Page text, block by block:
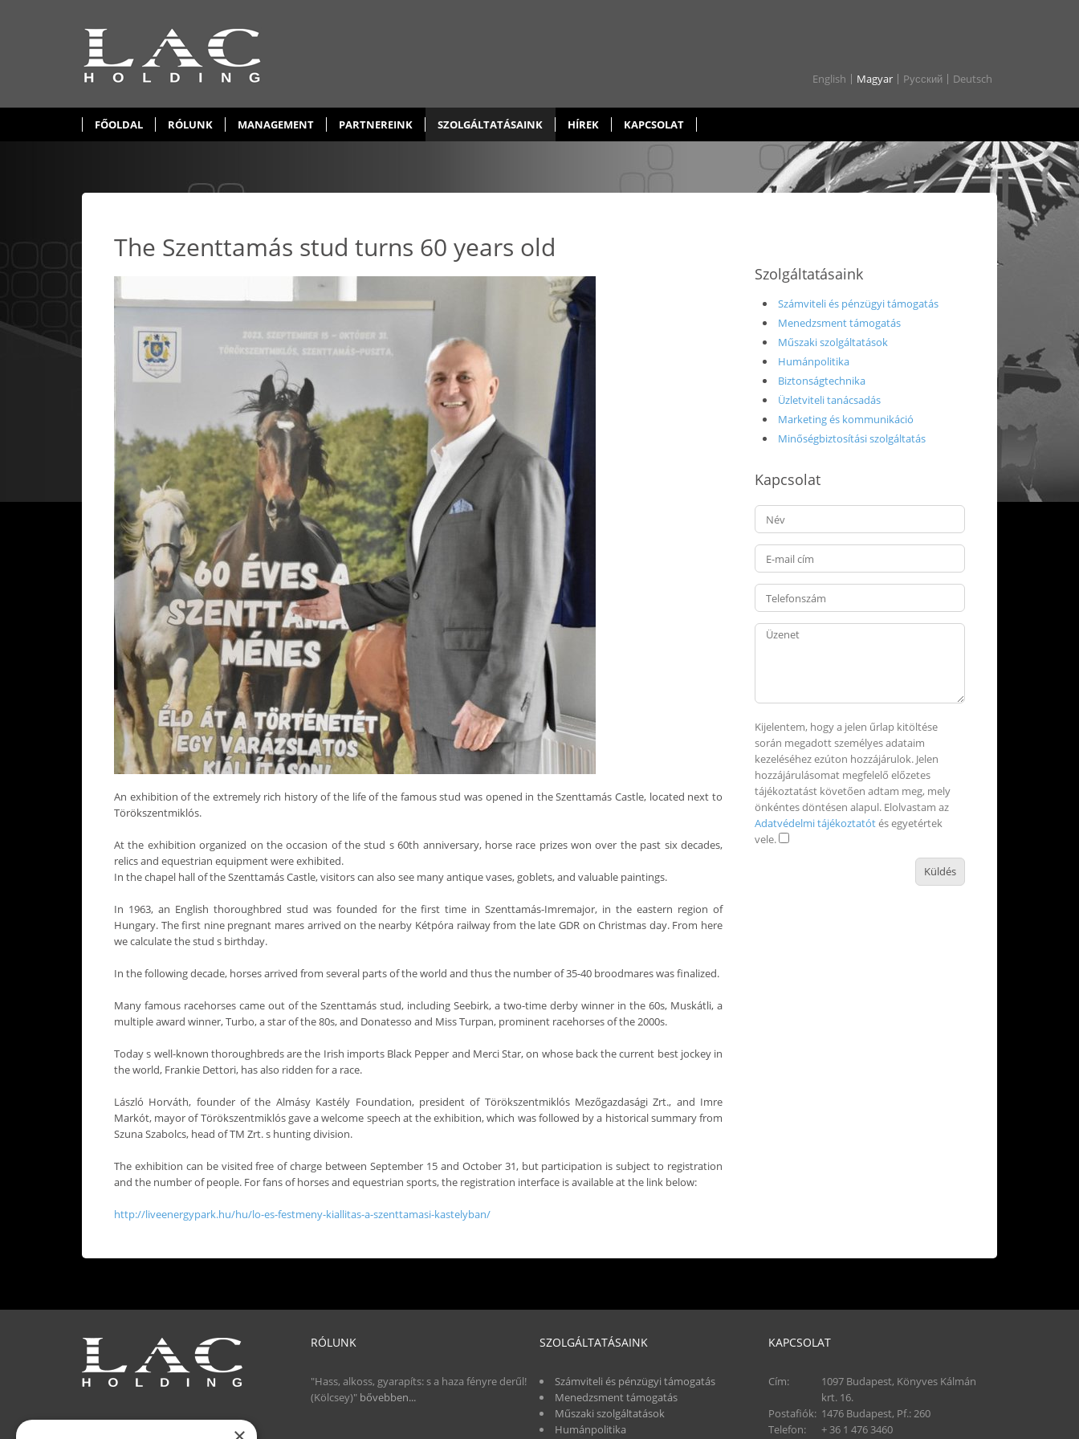
English Magyar Pусский Deutsch
FŐOLDAL RÓLUNK MANAGEMENT PARTNEREINK SZOLGÁLTATÁSAINK HÍREK KAPCSOLAT
The Szenttamás stud turns 60 years old
An exhibition of the extremely rich history of the life of the famous stud was opened in the Szenttamás Castle, located next to
Törökszentmiklós.
At the exhibition organized on the occasion of the stud s 60th anniversary, horse race prizes won over the past six decades,
relics and equestrian equipment were exhibited.
In the chapel hall of the Szenttamás Castle, visitors can also see many antique vases, goblets, and valuable paintings.
In 1963, an English thoroughbred stud was founded for the first time in Szenttamás-Imremajor, in the eastern region of
Hungary. The first nine pregnant mares arrived on the nearby Kétpóra railway from the late GDR on Christmas day. From here
we calculate the stud s birthday.
In the following decade, horses arrived from several parts of the world and thus the number of 35-40 broodmares was finalized.
Many famous racehorses came out of the Szenttamás stud, including Seebirk, a two-time derby winner in the 60s, Muskátli, a
multiple award winner, Turbo, a star of the 80s, and Donatesso and Miss Turpan, prominent racehorses of the 2000s.
Today s well-known thoroughbreds are the Irish imports Black Pepper and Merci Star, on whose back the current best jockey in
the world, Frankie Dettori, has also ridden for a race.
László Horváth, founder of the Almásy Kastély Foundation, president of Törökszentmiklós Mezőgazdasági Zrt., and Imre
Markót, mayor of Törökszentmiklós gave a welcome speech at the exhibition, which was followed by a historical summary from
Szuna Szabolcs, head of TM Zrt. s hunting division.
The exhibition can be visited free of charge between September 15 and October 31, but participation is subject to registration
and the number of people. For fans of horses and equestrian sports, the registration interface is available at the link below:
http://liveenergypark.hu/hu/lo-es-festmeny-kiallitas-a-szenttamasi-kastelyban/
Szolgáltatásaink
Számviteli és pénzügyi támogatás
Menedzsment támogatás
Műszaki szolgáltatások
Humánpolitika
Biztonságtechnika
Üzletviteli tanácsadás
Marketing és kommunikáció
Minőségbiztosítási szolgáltatás
Kapcsolat
Kijelentem, hogy a jelen űrlap kitöltése
során megadott személyes adataim
kezeléséhez ezúton hozzájárulok. Jelen
hozzájárulásomat megfelelő előzetes
tájékoztatást követően adtam meg, mely
önkéntes döntésen alapul. Elolvastam az
Adatvédelmi tájékoztatótés egyetértek
vele.
RÓLUNK
"Hass, alkoss, gyarapíts: s a haza fényre derűl!
(Kölcsey)" bővebben...
SZOLGÁLTATÁSAINK
Számviteli és pénzügyi támogatás
Menedzsment támogatás
Műszaki szolgáltatások
Humánpolitika
KAPCSOLAT
Cím:
1097 Budapest, Könyves Kálmán
krt. 16.
Postafiók: 1476 Budapest, Pf.: 260
Telefon:
+ 36 1 476 3460